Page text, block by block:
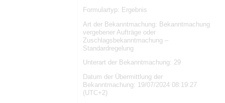
Formulartyp: Ergebnis
Art der Bekanntmachung: Bekanntmachung
vergebener Aufträge oder
Zuschlagsbekanntmachung –
Standardregelung
Unterart der Bekanntmachung: 29
Datum der Übermittlung der
Bekanntmachung: 19/07/2024 08:19:27
(UTC+2)